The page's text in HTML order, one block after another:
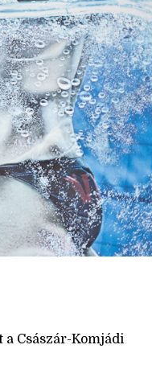
Császár-Komjádi